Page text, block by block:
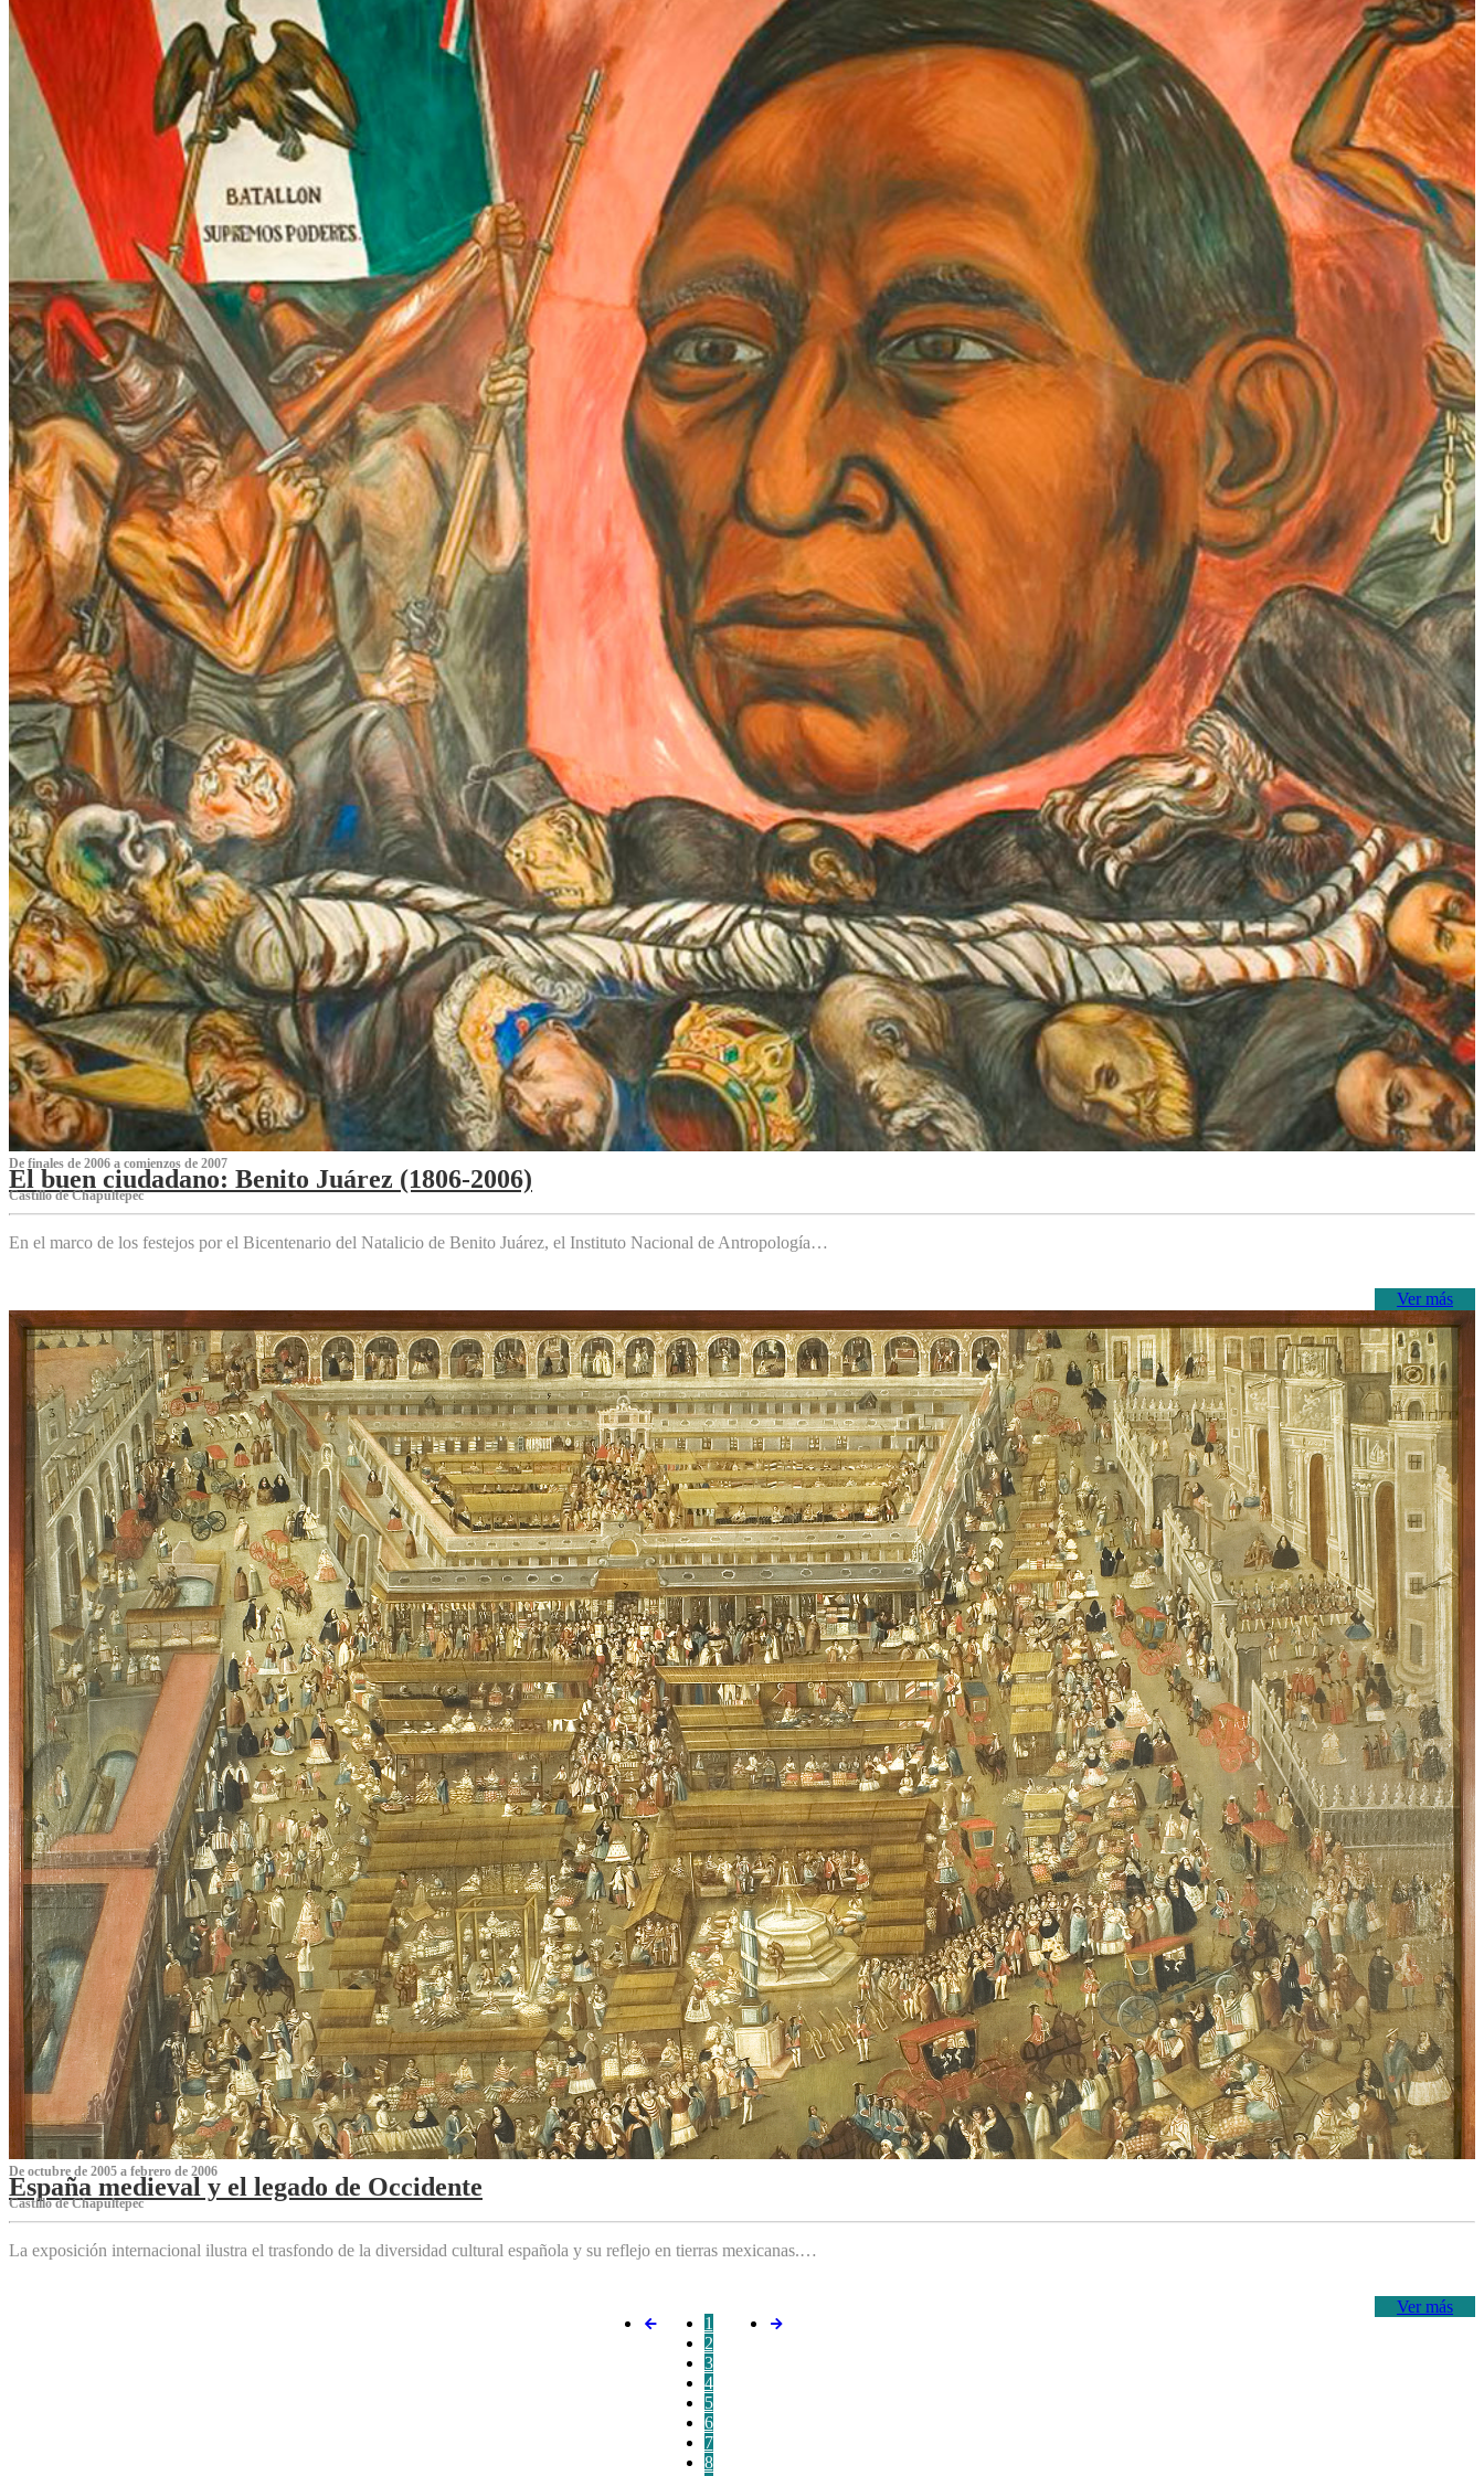
De finales de 2006 a comienzos de 2007
El buen ciudadano: Benito Juárez (1806-2006)
Castillo de Chapultepec
En el marco de los festejos por el Bicentenario del Natalicio de Benito Juárez, el Instituto Nacional de Antropología…
Ver más
De octubre de 2005 a febrero de 2006
España medieval y el legado de Occidente
Castillo de Chapultepec
La exposición internacional ilustra el trasfondo de la diversidad cultural española y su reflejo en tierras mexicanas.…
Ver más
1
2
3
4
5
6
7
8